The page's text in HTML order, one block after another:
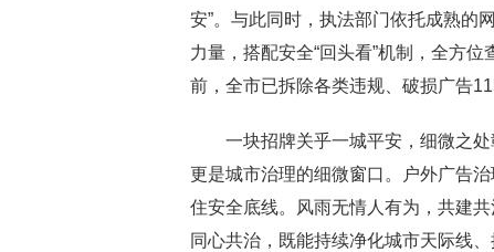
安”。与此同时，执法部门依托成熟的
力量，搭配安全“回头看”机制，全方
前，全市已拆除各类违规、破损广告
一块招牌关乎一城平安，细微之处
更是城市治理的细微窗口。户外广告
住安全底线。风雨无情人有为，共建
同心共治，既能持续净化城市天际线